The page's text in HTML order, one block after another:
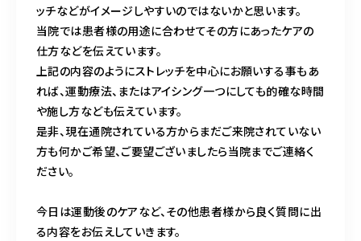
ッチなどがイメージしやすいのではないかと思います。
当院では患者様の用途に合わせてその方にあったケアの
仕方などを伝えています。
上記の内容のようにストレッチを中心にお願いする事もあ
れば、運動療法、またはアイシング一つにしても的確な時間
や施し方なども伝えています。
是非、現在通院されている方からまだご来院されていない
方も何かご希望、ご要望ございましたら当院までご連絡く
ださい。
今日は運動後のケアなど、その他患者様から良く質問に出
る内容をお伝えしていきます。